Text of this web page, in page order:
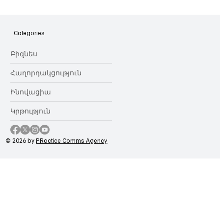
նվիրում որոշում
Categories
Բիզնես
Հաղորդակցություն
Ինովացիա
Կրթություն
© 2026 byPRactice Comms Agency